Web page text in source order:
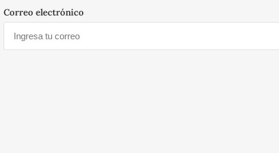
Correo electrónico